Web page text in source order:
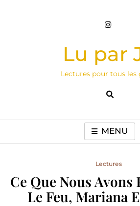
Lu par
Lectures pour tous les
MENU
Lectures
Ce Que Nous Avons
Le Feu, Mariana